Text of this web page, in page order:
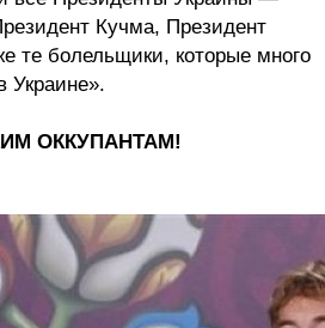
Кучма, Президент
те болельщики, которые много
Украине».
ОККУПАНТАМ!